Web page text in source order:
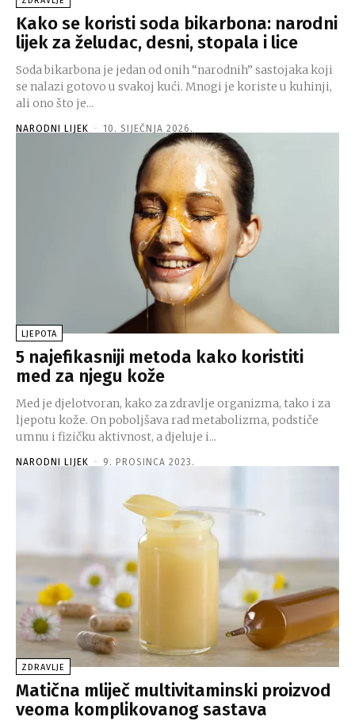
Kako se koristi soda bikarbona: narodni
lijek za želudac, desni, stopala i lice
Soda bikarbona je jedan od onih “narodnih” sastojaka koji
se nalazi gotovo u svakoj kući. Mnogi je koriste u kuhinji,
ali ono što je...
NARODNI LIJEK - 10. SIJEČNJA 2026.
LJEPOTA
5 najefikasniji metoda kako koristiti
med za njegu kože
Med je djelotvoran, kako za zdravlje organizma, tako i za
ljepotu kože. On poboljšava rad metabolizma, podstiče
umnu i fizičku aktivnost, a djeluje i...
NARODNI LIJEK - 9. PROSINCA 2023.
ZDRAVLJE
Matična mliječ multivitaminski proizvod
veoma komplikovanog sastava